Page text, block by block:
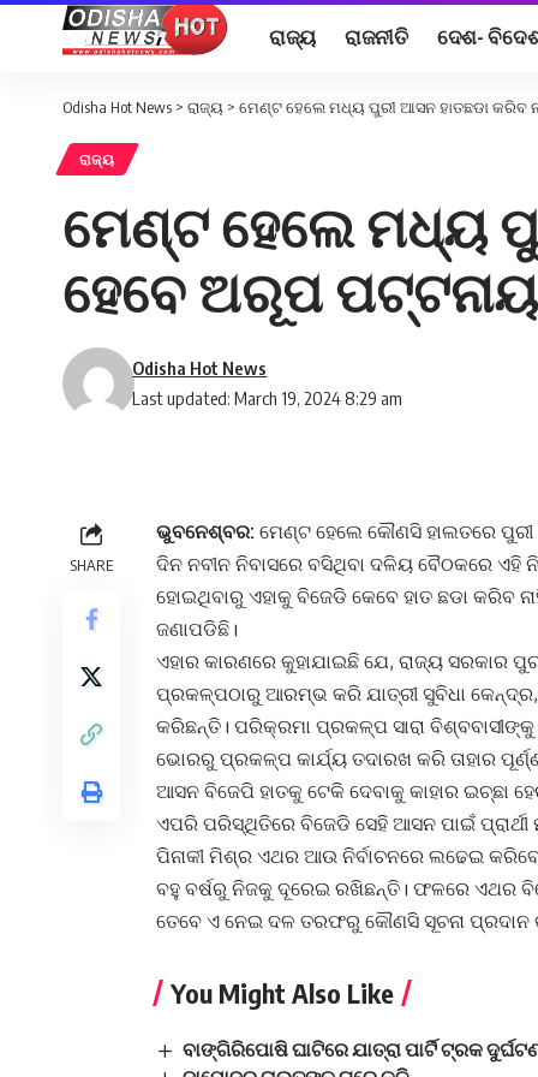
ରାଜ୍ୟ ରାଜନୀତି ଦେଶ-
Odisha Hot News > ରାଜ୍ୟ > ମେଣ୍ଟ ହେଲେ ମଧ୍ୟ ପୁରୀ ଆସନ ହାତଛଡା କରିବ
ରାଜ୍ୟ
ମେଣ୍ଟ ହେଲେ ମଧ୍ୟ
ହେବେ ଅରୂପ
Last updated: March 19, 2024 8:29 am
Odisha Hot News
SHARE
ଭୁବନେଶ୍ବର: ମେଣ୍ଟ ହେଲେ କୌଣସି ହାଲତରେ
ଦିନ ନବୀନ ନିବାସରେ ବସିଥିବା ଦଳିୟ ବୈଠକରେ ଏହି
ହୋଇଥିବାରୁ ଏହାକୁ ବିଜେଡି କେବେ ହାତ ଛଡା କରିବ
ଜଣାପଡିଛି।
ଏହାର କାରଣରେ କୁହାଯାଇଛି ଯେ, ରାଜ୍ୟ ସରକାର
ପ୍ରକଳ୍ପଠାରୁ ଆରମ୍ଭ କରି ଯାତ୍ରୀ ସୁବିଧା
କରିଛନ୍ତି। ପରିକ୍ରମା ପ୍ରକଳ୍ପ ସାରା
ଭୋରରୁ ପ୍ରକଳ୍ପ କାର୍ଯ୍ୟ ତଦାରଖ କରି ତାହାର
ଆସନ ବିଜେପି ହାତକୁ ଟେକି ଦେବାକୁ କାହାର ଇଚ୍ଛା
ଏପରି ପରିସ୍ଥିତିରେ ବିଜେଡି ସେହି ଆସନ ପାଇଁ ପ୍ରାର୍ଥୀ
ପିନାକୀ ମିଶ୍ର ଏଥର ଆଉ ନିର୍ବାଚନରେ ଲଢେଇ
ବହୁ ବର୍ଷରୁ ନିଜକୁ ଦୂରେଇ ରଖିଛନ୍ତି। ଫଳରେ ଏଥର
ତେବେ ଏ ନେଇ ଦଳ ତରଫରୁ କୌଣସି ସୂଚନା ପ୍ରଦାନ
You Might Also Like
ବାଙ୍ଗିରିପୋଷି ଘାଟିରେ ଯାତ୍ରା ପାର୍ଟି ଟ୍ରକ